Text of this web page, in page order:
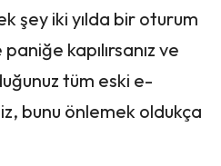
şey iki yılda bir oturum
kapılırsanız ve
tüm eski e-
bunu önlemek oldukça